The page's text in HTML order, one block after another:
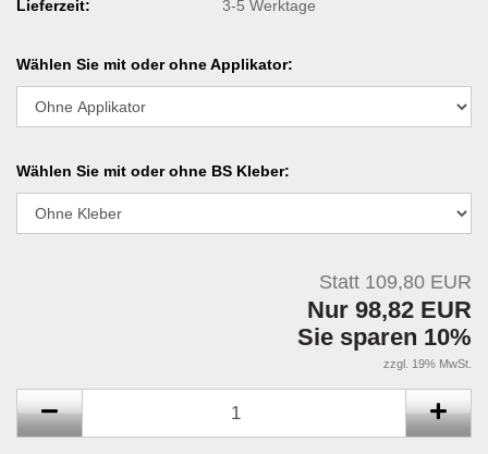
Lieferzeit:
3-5 Werktage
Wählen Sie mit oder ohne Applikator:
Wählen Sie mit oder ohne BS Kleber:
Statt 109,80 EUR
Nur 98,82 EUR
Sie sparen 10%
zzgl. 19% MwSt.